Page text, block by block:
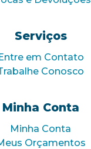
Serviços
em Contato
Conosco
Minha Conta
Minha Conta
Orçamentos